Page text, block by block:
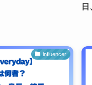
influencer